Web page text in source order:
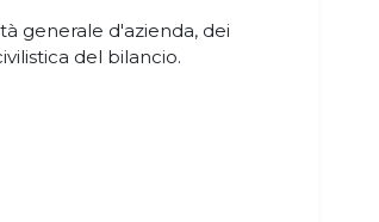
generale d'azienda, dei
del bilancio.